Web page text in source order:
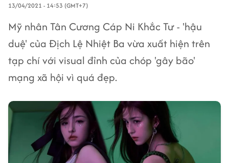
13/04/2021 - 14:53 (GMT+7)
Mỹ nhân Tân Cương Cáp Ni Khắc Tư - 'hậu
duệ' của Địch Lệ Nhiệt Ba vừa xuất hiện trên
tạp chí với visual đỉnh của chóp 'gây bão'
mạng xã hội vì quá đẹp.